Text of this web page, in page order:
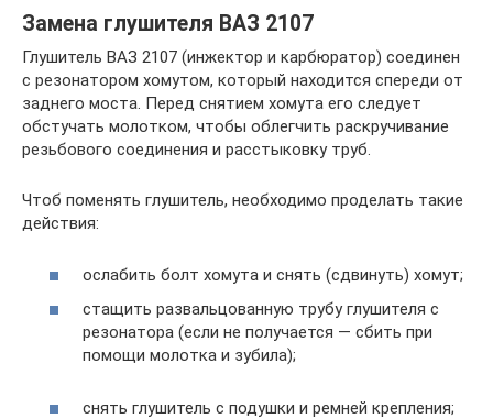
Замена глушителя ВАЗ 2107
Глушитель ВАЗ 2107 (инжектор и карбюратор) соединен
с резонатором хомутом, который находится спереди от
заднего моста. Перед снятием хомута его следует
обстучать молотком, чтобы облегчить раскручивание
резьбового соединения и расстыковку труб.
Чтоб поменять глушитель, необходимо проделать такие
действия:
ослабить болт хомута и снять (сдвинуть) хомут;
стащить развальцованную трубу глушителя с
резонатора (если не получается — сбить при
помощи молотка и зубила);
снять глушитель с подушки и ремней крепления;